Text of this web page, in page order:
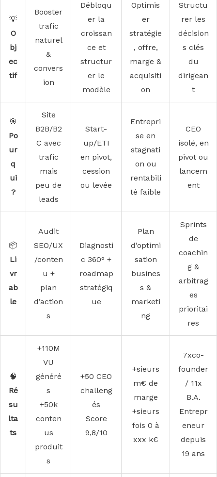
💡
O
bj
ec
tif
Booster
trafic
naturel
&
convers
ion
Débloqu
er la
croissan
ce et
structur
er le
modèle
Optimis
er
stratégie
, offre,
marge &
acquisiti
on
Structu
rer les
décision
s clés
du
dirigean
t
🎯
Po
ur
q
ui
?
Site
B2B/B2
C avec
trafic
mais
peu de
leads
Start-
up/ETI
en pivot,
cession
ou levée
Entrepri
se en
stagnati
on ou
rentabili
té faible
CEO
isolé, en
pivot ou
lancem
ent
📦
Li
vr
ab
le
Audit
SEO/UX
/conten
u +
plan
d’action
s
Diagnosti
c 360° +
roadmap
stratégiq
ue
Plan
d’optimi
sation
busines
s &
marketi
ng
Sprints
de
coachin
g &
arbitrag
es
prioritai
res
🧠
Ré
su
lta
ts
+110M
VU
généré
s
+50k
conten
us
produit
s
+50 CEO
challeng
és
Score
9,8/10
+sieurs
m€ de
marge
+sieurs
fois 0 à
xxx k€
7xco-
founder
/ 11x
B.A.
Entrepr
eneur
depuis
19 ans